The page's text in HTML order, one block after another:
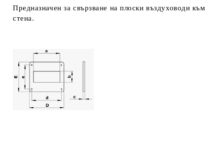
Предназначен за свързване на плоски въздуховоди към
стена.